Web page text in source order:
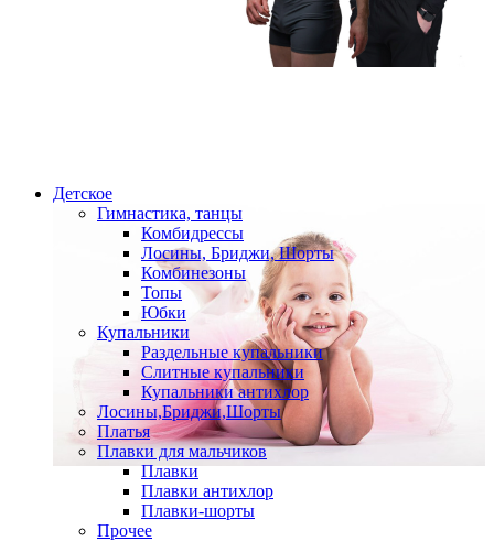
Детское
Гимнастика, танцы
Комбидрессы
Лосины, Бриджи, Шорты
Комбинезоны
Топы
Юбки
Купальники
Раздельные купальники
Слитные купальники
Купальники антихлор
Лосины,Бриджи,Шорты
Платья
Плавки для мальчиков
Плавки
Плавки антихлор
Плавки-шорты
Прочее